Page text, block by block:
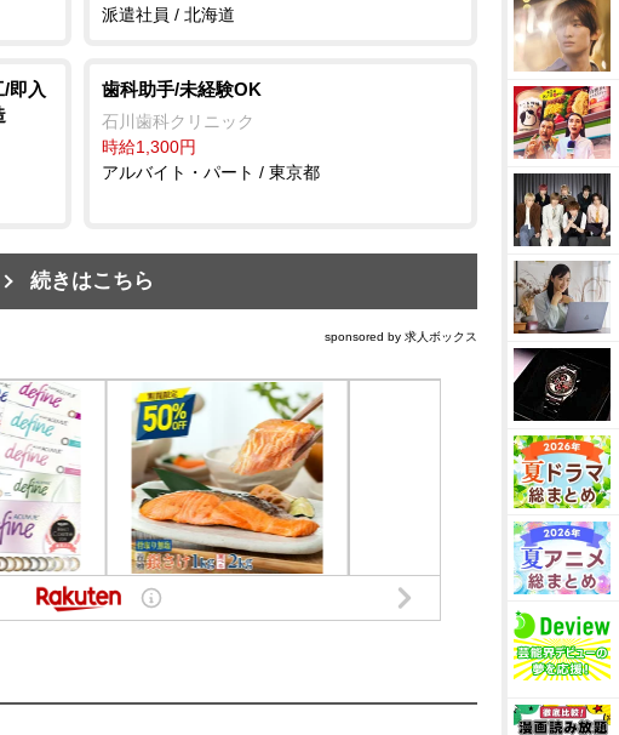
派遣社員 / 北海道
即入
歯科助手/未経験OK
石川歯科クリニック
時給1,300円
アルバイト・パート / 東京都
続きはこちら
sponsored by 求人ボックス